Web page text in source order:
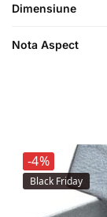
Dimensiune
Nota Aspect
-4%
Black Friday